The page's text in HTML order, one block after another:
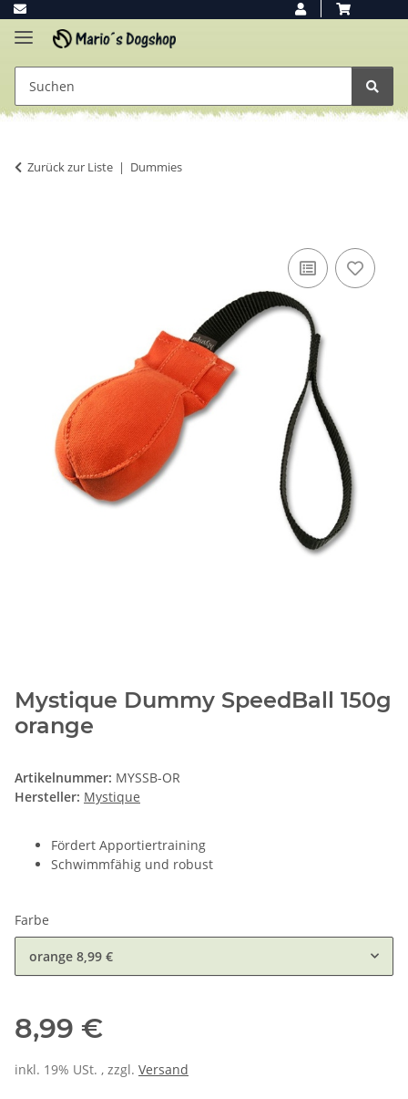
Zurück zur Liste Dummies
Mystique Dummy SpeedBall 150g
orange
Artikelnummer: MYSSB-OR
Hersteller: Mystique
Fördert Apportiertraining
Schwimmfähig und robust
Farbe
orange 8,99 €
8,99 €
inkl. 19% USt. , zzgl. Versand